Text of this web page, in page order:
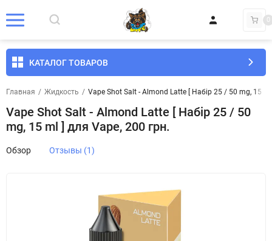
0
КАТАЛОГ ТОВАРОВ
Главная / Жидкость / Vape Shot Salt - Almond Latte [ Набір 25 / 50 mg, 15
Vape Shot Salt - Almond Latte [ Набір 25 / 50
mg, 15 ml ] для Vape, 200 грн.
Обзор Отзывы (1)